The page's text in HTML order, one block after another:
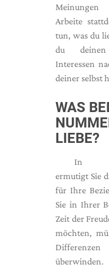
Arbeite
tun, was du
du deinen
Interessen
deiner selbst
WAS
LIEBE?
In
ermutigt Sie
für Ihre
Sie in Ihrer
Zeit der
möchten,
überwinden.